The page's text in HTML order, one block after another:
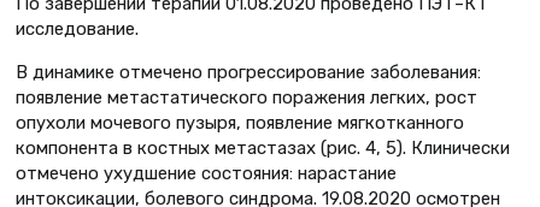
исследование.
В динамике отмечено прогрессирование заболевания:
появление метастатического поражения легких, рост
опухоли мочевого пузыря, появление мягкотканного
компонента в костных метастазах (рис. 4, 5). Клинически
отмечено ухудшение состояния: нарастание
интоксикации, болевого синдрома. 19.08.2020 осмотрен